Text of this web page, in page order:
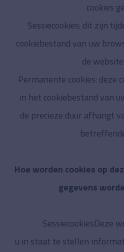
cookies
Sessiecookies: dit zijn
cookiebestand van uw
de
Permanente cookies: deze
in het cookiebestand van
de precieze duur afhangt
Hoe worden cookies op
gegevens
SessiecookiesDeze
u in staat te stellen